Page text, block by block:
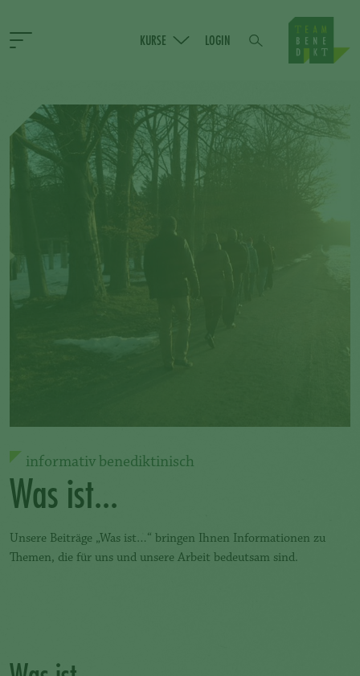
KURSE LOGIN
informativ benediktinisch
Was ist...
Unsere Beiträge „Was ist…“ bringen Ihnen Informationen zu
Themen, die für uns und unsere Arbeit bedeutsam sind.